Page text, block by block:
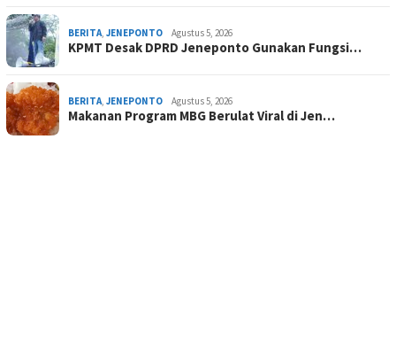
BERITA JENEPONTO Agustus 5, 2026
KPMT Desak DPRD Jeneponto Gunakan Fungsi…
BERITA JENEPONTO Agustus 5, 2026
Makanan Program MBG Berulat Viral di Jen…